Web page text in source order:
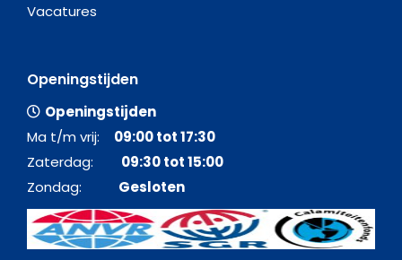
Vacatures
Openingstijden
Openingstijden
Ma t/m vrij: 09:00 tot 17:30
Zaterdag: 09:30 tot 15:00
Zondag: Gesloten